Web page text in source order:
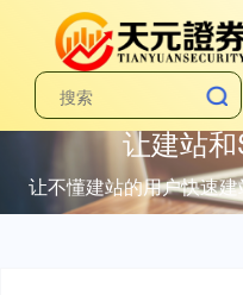
让建站
让不懂建站的用户快速